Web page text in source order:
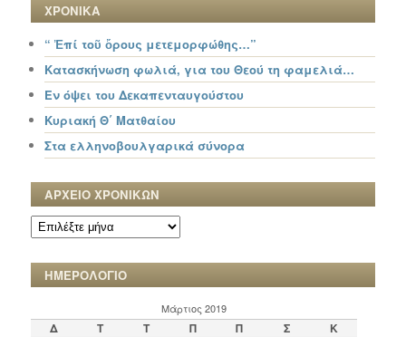
ΧΡΟΝΙΚΑ
“ Ἐπί τοῦ ὄρους μετεμορφώθης…”
Κατασκήνωση φωλιά, για του Θεού τη φαμελιά…
Εν όψει του Δεκαπενταυγούστου
Κυριακή Θ΄ Ματθαίου
Στα ελληνοβουλγαρικά σύνορα
ΑΡΧΕΙΟ ΧΡΟΝΙΚΩΝ
ΑΡΧΕΙΟ
ΧΡΟΝΙΚΩΝ
ΗΜΕΡΟΛΟΓΙΟ
Μάρτιος 2019
Δ Τ Τ Π Π Σ Κ